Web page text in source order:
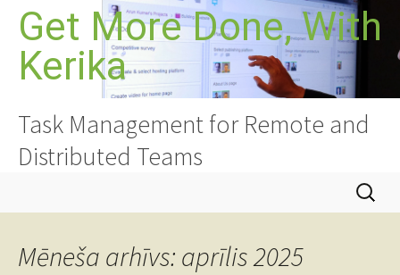
Doties
saturu
Get More Done, With
Kerika
Task Management for Remote and
Distributed Teams
Meklēt:
Mēneša arhīvs: aprīlis 2025